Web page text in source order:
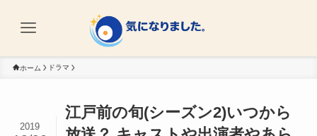
ホーム ドラマ
江戸前の旬(シーズン2)いつから
2019